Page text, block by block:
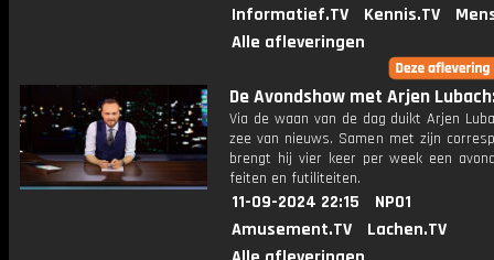
Informatief.TV
Kennis.TV
Alle afleveringen
De Avondshow met Arjen
Via de waan van de dag duikt Arjen
zee van nieuws. Samen met zijn
brengt hij vier keer per week een
feiten en futiliteiten.
11-09-2024 22:15
NPO1
Amusement.TV
Lachen.TV